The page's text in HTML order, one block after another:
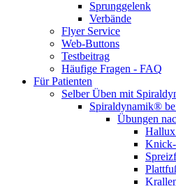
Sprunggelenk
Verbände
Flyer Service
Web-Buttons
Testbeitrag
Häufige Fragen - FAQ
Für Patienten
Selber Üben mit
Spiraldynamik®
Übungen